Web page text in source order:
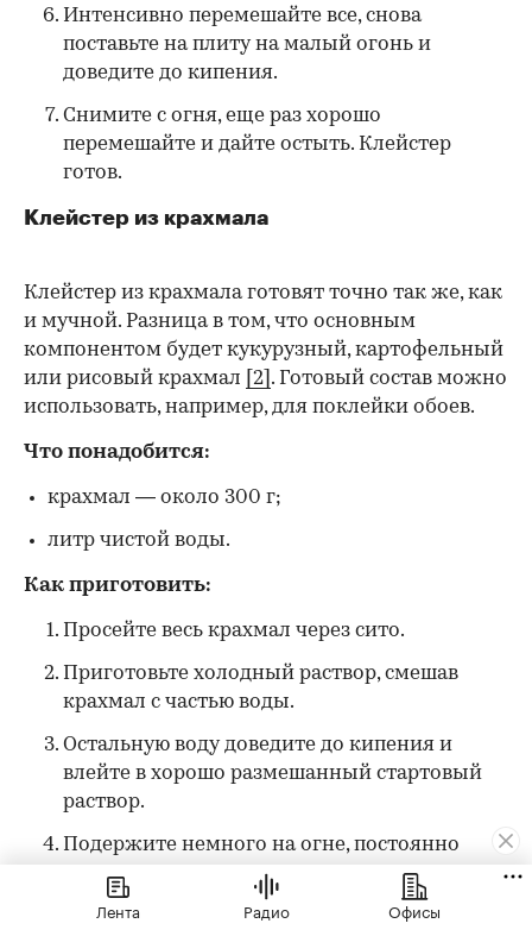
Интенсивно перемешайте все, снова
поставьте на плиту на малый огонь и
доведите до кипения.
Снимите с огня, еще раз хорошо
перемешайте и дайте остыть. Клейстер
готов.
Клейстер из крахмала
Клейстер из крахмала готовят точно так же, как
и мучной. Разница в том, что основным
компонентом будет кукурузный, картофельный
или рисовый крахмал
[2] . Готовый состав можно
использовать, например, для поклейки обоев.
Что понадобится:
крахмал — около 300 г;
литр чистой воды.
Как приготовить:
Просейте весь крахмал через сито.
Приготовьте холодный раствор, смешав
крахмал с частью воды.
Остальную воду доведите до кипения и
влейте в хорошо размешанный стартовый
раствор.
Подержите немного на огне, постоянно
мешая.
Как только смесь станет густой, как сметана,
Лента Радио Офисы